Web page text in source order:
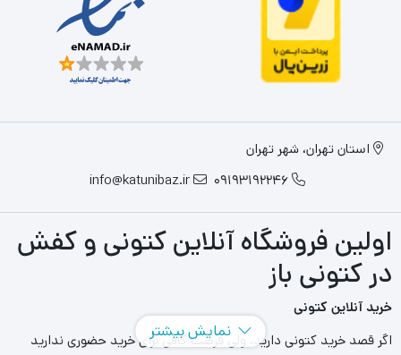
استان تهران، شهر تهران
09193192246
info@katunibaz.ir
اولین فروشگاه آنلاین کتونی و کفش
در کتونی باز
خرید آنلاین کتونی
اگر قصد خرید کتونی دارید، ولی فرصت کافی برای خرید حضوری ندارید
نمایش بیشتر